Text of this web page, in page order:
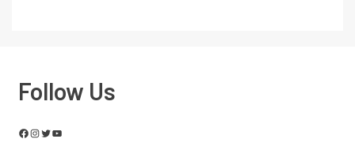
Follow Us